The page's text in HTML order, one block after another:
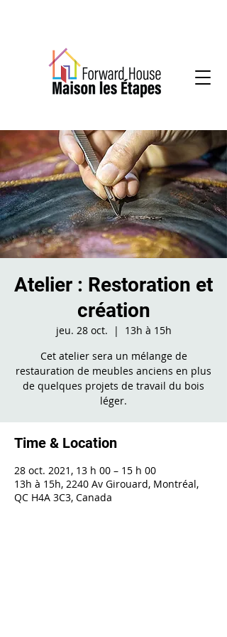
Atelier : Restoration et
création
jeu. 28 oct.
  |
13h à 15h
Cet atelier sera un mélange de
restauration de meubles anciens en plus
de quelques projets de travail du bois
léger.
Time & Location
28 oct. 2021, 13 h 00 – 15 h 00
13h à 15h, 2240 Av Girouard, Montréal,
QC H4A 3C3, Canada